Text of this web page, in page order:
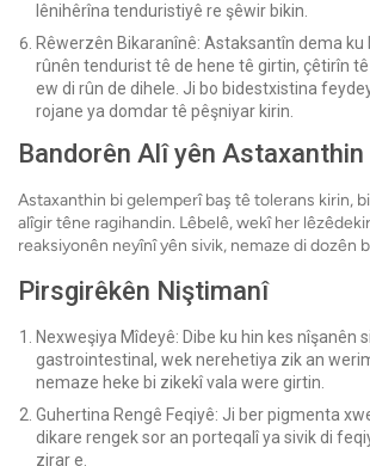
lênihêrîna tenduristiyê re şêwir bikin.
Rêwerzên Bikaranînê: Astaksantîn dema ku
rûnên tendurist tê de hene tê girtin, çêtirîn
ew di rûn de dihele. Ji bo bidestxistina
rojane ya domdar tê pêşniyar kirin.
Bandorên Alî yên Astaxanthin
Astaxanthin bi gelemperî baş tê tolerans kirin,
alîgir têne ragihandin. Lêbelê, wekî her
reaksiyonên neyînî yên sivik, nemaze di dozên
Pirsgirêkên Niştimanî
Nexweşiya Mîdeyê: Dibe ku hin kes nîşanên
gastrointestinal, wek nerehetiya zik an
nemaze heke bi zikekî vala were girtin.
Guhertina Rengê Feqiyê: Ji ber pigmenta
dikare rengek sor an porteqalî ya sivik di
zirar e.